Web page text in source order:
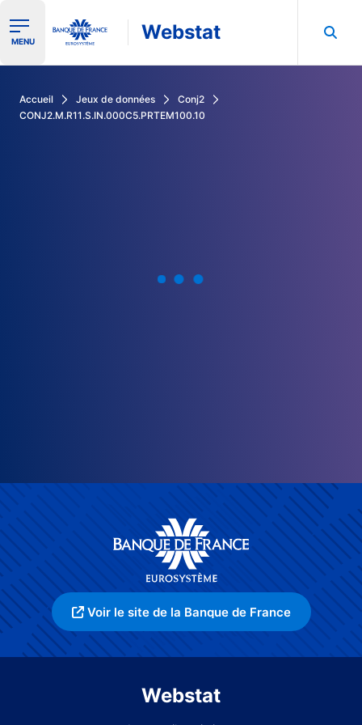
Ouvrir le menu de navigation
MENU Webstat
Accueil Jeux de données
Conj2
CONJ2.M.R11.S.IN.000C5.PRTEM100.10
Voir le site de la Banque de France
Webstat